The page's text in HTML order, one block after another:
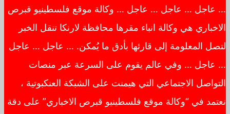
… عاجل … عاجل … عاجل … وكالة موقع فلسطينيو قبرص
الاخباري هي وكالة انباء مقرها محافظة لارنكا تنقل الخبر
لتصل المعلومة إلى قارئها بأدق ما يُمكن. … عاجل … عاجل
… عاجل … وفي عالم يقوم على السرعة عبر منصات
التواصل الاجتماعي التي هيمنت على الشبكة العنكبوتية ،
نعتمد في “وكالة موقع فلسطينيو قبرص الاخباري” على دقة